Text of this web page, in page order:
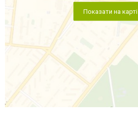
Показати на карті